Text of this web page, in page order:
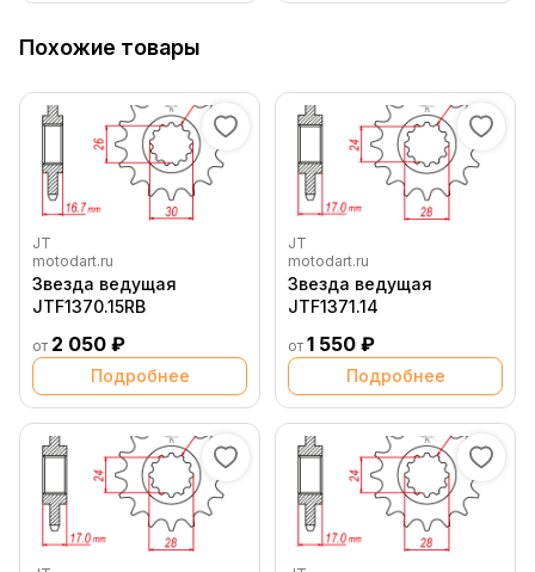
Похожие товары
JT
motodart.ru
Звезда ведущая
JTF1370.15RB
от 2 050 ₽
Подробнее
JT
motodart.ru
Звезда ведущая
JTF1371.14
от 1 550 ₽
Подробнее